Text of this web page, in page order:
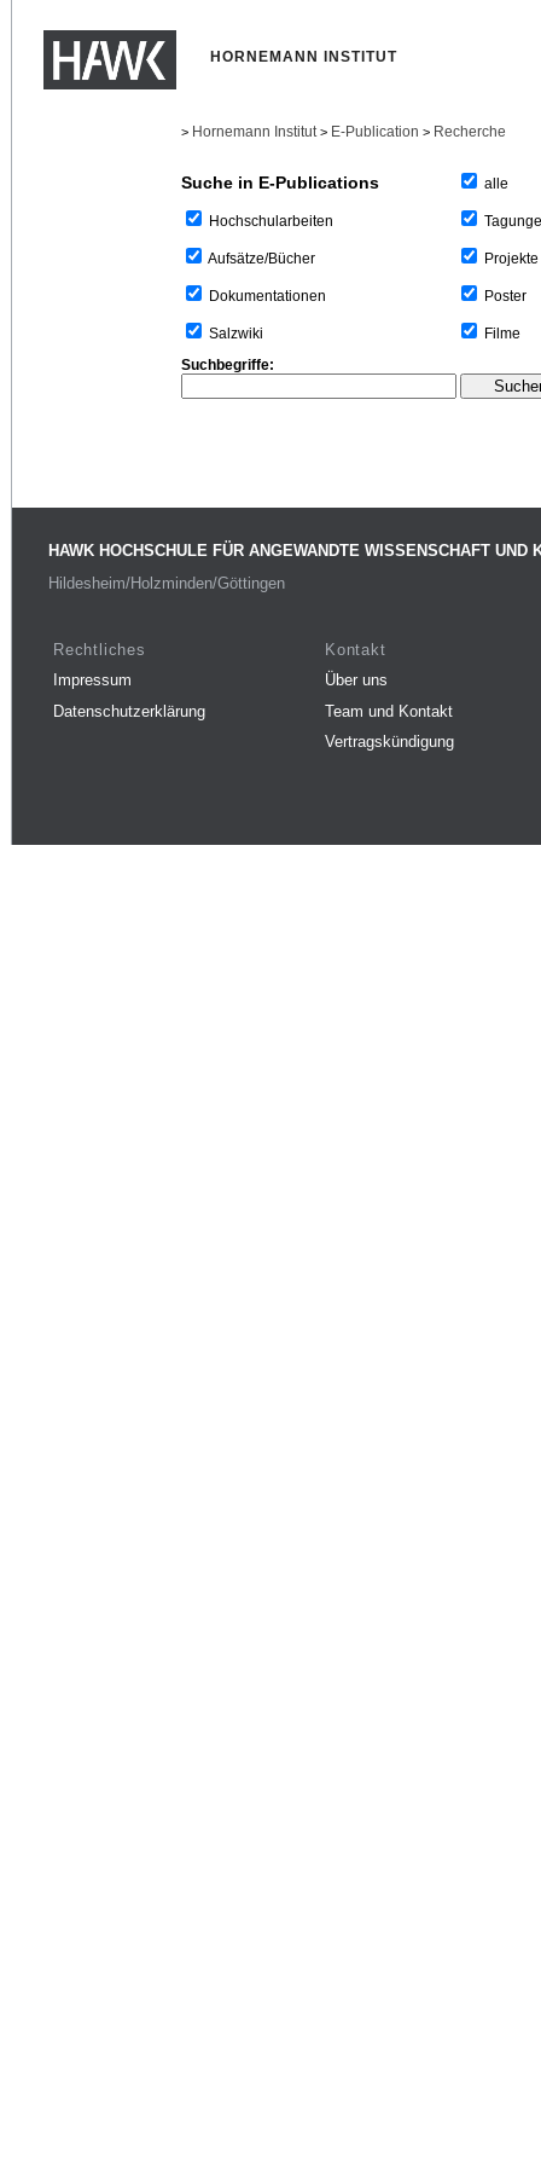
HORNEMANN INSTITUT
> Hornemann Institut > E-Publication > Recherche
Suche in E-Publications
Hochschularbeiten
Aufsätze/Bücher
Dokumentationen
Salzwiki
alle
Projekte
Poster
Filme
Suchbegriffe:
HAWK HOCHSCHULE FÜR ANGEWANDTE WISSENSCHAFT UND
Hildesheim/Holzminden/Göttingen
Rechtliches
Impressum
Datenschutzerklärung
Kontakt
Über uns
Team und Kontakt
Vertragskündigung